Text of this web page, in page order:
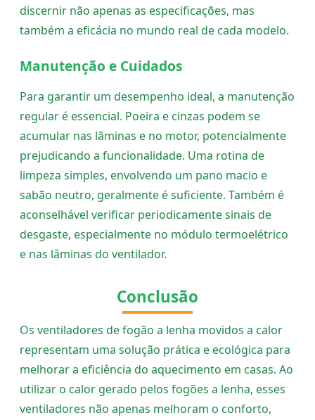
discernir não apenas as especificações, mas
também a eficácia no mundo real de cada modelo.
Manutenção e Cuidados
Para garantir um desempenho ideal, a manutenção
regular é essencial. Poeira e cinzas podem se
acumular nas lâminas e no motor, potencialmente
prejudicando a funcionalidade. Uma rotina de
limpeza simples, envolvendo um pano macio e
sabão neutro, geralmente é suficiente. Também é
aconselhável verificar periodicamente sinais de
desgaste, especialmente no módulo termoelétrico
e nas lâminas do ventilador.
Conclusão
Os ventiladores de fogão a lenha movidos a calor
representam uma solução prática e ecológica para
melhorar a eficiência do aquecimento em casas. Ao
utilizar o calor gerado pelos fogões a lenha, esses
ventiladores não apenas melhoram o conforto,